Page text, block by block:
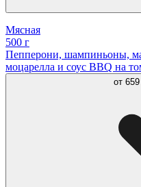
Мясная
500 г
Пепперони, шампиньоны,
моцарелла и соус BBQ на
от